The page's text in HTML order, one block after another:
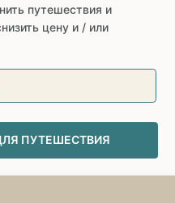
путешествия и
цену и / или
ПУТЕШЕСТВИЯ